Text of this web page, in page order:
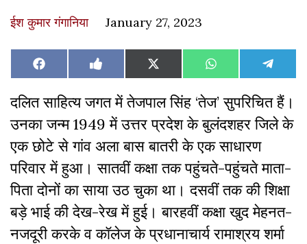
ईश कुमार गंगानिया January 27, 2023
Share
on
Facebook Share
on
Like
on
Facebook
Share
on
X
(Twitter)
Share
on
WhatsAppShare
on
दलित साहित्य जगत में तेजपाल सिंह ‘तेज’ सुपरिचित हैं।
उनका जन्म 1949 में उत्तर प्रदेश के बुलंदशहर जिले के
एक छोटे से गांव अला बास बातरी के एक साधारण
परिवार में हुआ। सातवीं कक्षा तक पहुंचते-पहुंचते माता-
पिता दोनों का साया उठ चुका था। दसवीं तक की शिक्षा
बड़े भाई की देख-रेख में हुई। बारहवीं कक्षा खुद मेहनत-
नजदूरी करके व कॉलेज के प्रधानाचार्य रामाश्रय शर्मा